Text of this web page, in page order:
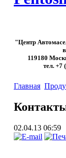
"Центр
119180
тел. +7
Главная
02.04.13 06:59